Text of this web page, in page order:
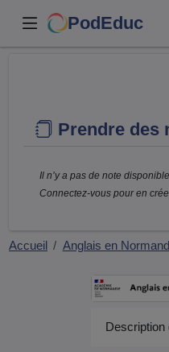
PodEduc
Prendre des
Il n’y a pas de note
Connectez-vous pour en
Accueil Anglais en
Description